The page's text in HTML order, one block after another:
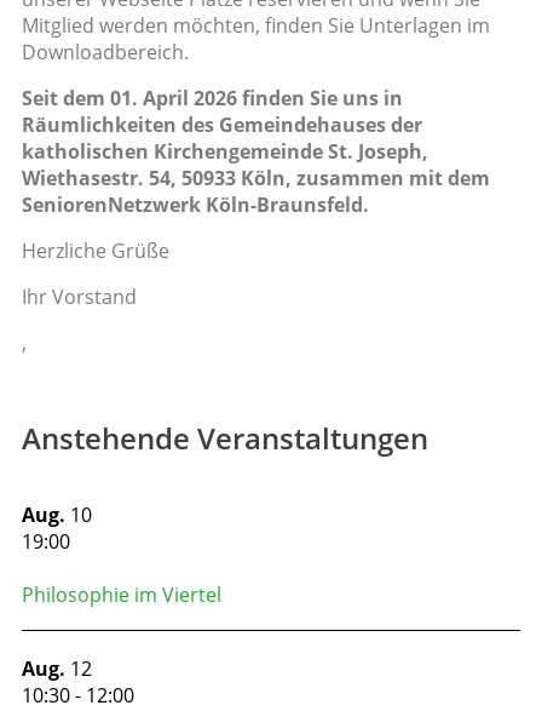
Mitglied werden möchten, finden Sie Unterlagen im
Downloadbereich.
Seit dem 01. April 2026 finden Sie uns in
Räumlichkeiten des Gemeindehauses der
katholischen Kirchengemeinde St. Joseph,
Wiethasestr. 54, 50933 Köln, zusammen mit dem
SeniorenNetzwerk Köln-Braunsfeld.
Herzliche Grüße
Ihr Vorstand
,
Anstehende Veranstaltungen
Aug. 10
19:00
Philosophie im Viertel
Aug. 12
10:30- 12:00